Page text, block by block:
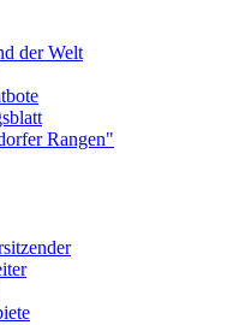
der Welt
Rangen"